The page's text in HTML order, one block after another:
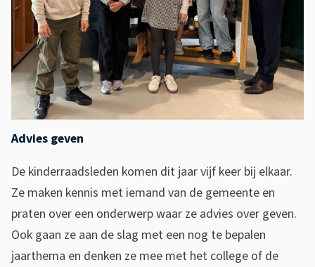
Advies geven
De kinderraadsleden komen dit jaar vijf keer bij elkaar.
Ze maken kennis met iemand van de gemeente en
praten over een onderwerp waar ze advies over geven.
Ook gaan ze aan de slag met een nog te bepalen
jaarthema en denken ze mee met het college of de